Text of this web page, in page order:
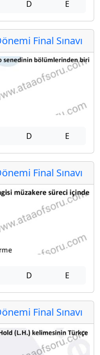
D E
Final Sınavı
D E
Final Sınavı
D E
Final Sınavı